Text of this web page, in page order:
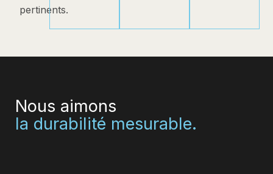
pertinents.
Nous aimons
la durabilité mesurable.